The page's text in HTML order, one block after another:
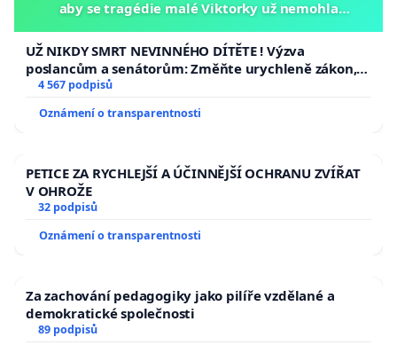
aby se tragédie malé Viktorky už nemohla
UŽ NIKDY SMRT NEVINNÉHO DÍTĚTE ! Výzva
poslancům a senátorům: Změňte urychleně zákon,
aby se tragédie malé Viktorky už nemohla opakovat!
4 567 podpisů
Oznámení o transparentnosti
PETICE ZA RYCHLEJŠÍ A ÚČINNĚJŠÍ OCHRANU ZVÍŘAT
V OHROŽE
32 podpisů
Oznámení o transparentnosti
Za zachování pedagogiky jako pilíře vzdělané a
demokratické společnosti
89 podpisů